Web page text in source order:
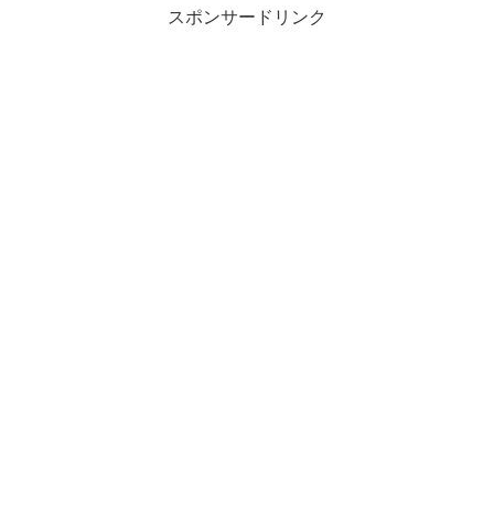
スポンサードリンク